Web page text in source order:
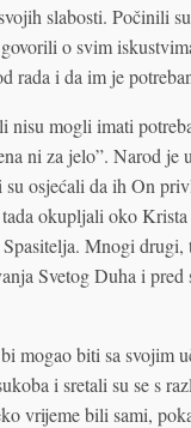
slabosti. Počinili
o svim
rada i da im je
nisu mogli imati
ni za jelo”. Narod je
osjećali da ih On
okupljali oko
Mnogi drugi,
Svetog Duha i
mogao biti sa svojim
i sretali su se s
vrijeme bili sami,